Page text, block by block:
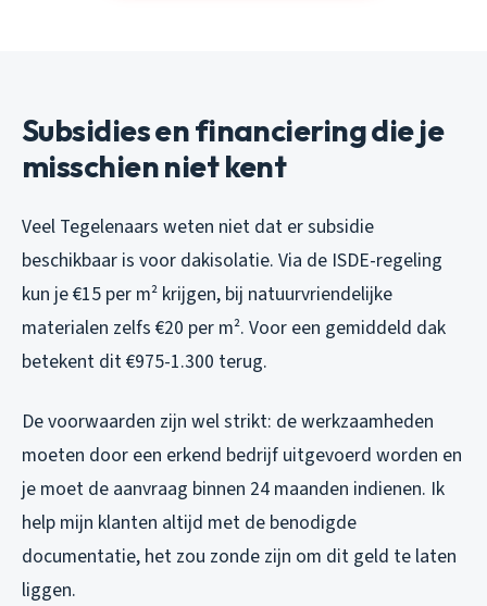
Subsidies en financiering die je
misschien niet kent
Veel Tegelenaars weten niet dat er subsidie
beschikbaar is voor dakisolatie. Via de ISDE-regeling
kun je €15 per m² krijgen, bij natuurvriendelijke
materialen zelfs €20 per m². Voor een gemiddeld dak
betekent dit €975-1.300 terug.
De voorwaarden zijn wel strikt: de werkzaamheden
moeten door een erkend bedrijf uitgevoerd worden en
je moet de aanvraag binnen 24 maanden indienen. Ik
help mijn klanten altijd met de benodigde
documentatie, het zou zonde zijn om dit geld te laten
liggen.